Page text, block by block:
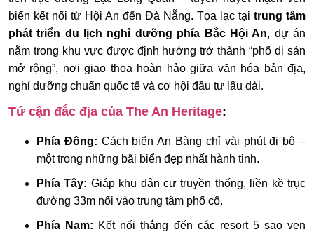
biển kết nối từ Hội An đến Đà Nẵng. Tọa lạc tại trung tâm
phát triển du lịch nghỉ dưỡng phía Bắc Hội An, dự án
nằm trong khu vực được định hướng trở thành “phố di sản
mở rộng”, nơi giao thoa hoàn hảo giữa văn hóa bản địa,
nghỉ dưỡng chuẩn quốc tế và cơ hội đầu tư lâu dài.
Tứ cận đắc địa của The An Heritage:
Phía Đông: Cách biển An Bàng chỉ vài phút đi bộ –
một trong những bãi biển đẹp nhất hành tinh.
Phía Tây: Giáp khu dân cư truyền thống, liền kề trục
đường 33m nối vào trung tâm phố cổ.
Phía Nam: Kết nối thẳng đến các resort 5 sao ven